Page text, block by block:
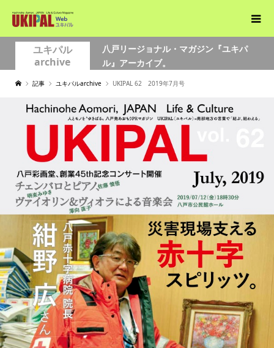
ユキパル
archive
八戸リージョナル・マガジン『ユキパ
ル』アーカイブ。
記事 ユキパルarchive UKIPAL 62 2019年7月号